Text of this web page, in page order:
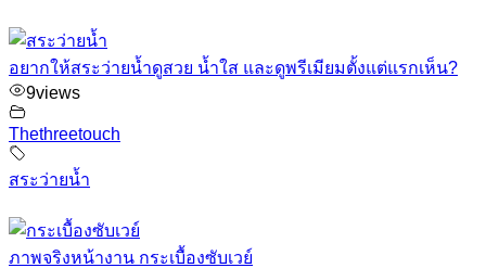
อยากให้สระว่ายน้ำดูสวย น้ำใส และดูพรีเมียมตั้งแต่แรกเห็น?
9views
Thethreetouch
สระว่ายน้ำ
ภาพจริงหน้างาน กระเบื้องซับเวย์